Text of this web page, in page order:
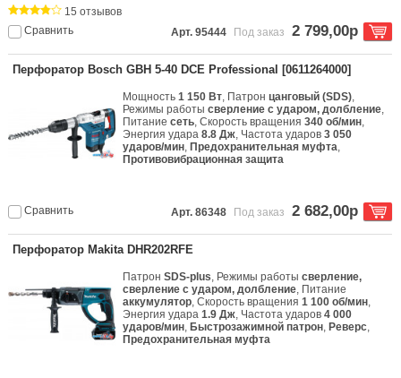
Сравнить
15 отзывов
Арт. 95444
Под заказ 2 799,00р
Перфоратор Bosch GBH 5-40 DCE Professional [0611264000]
Мощность1 150 Вт, Патронцанговый (SDS),
Режимы работысверление с ударом, долбление,
Питаниесеть, Скорость вращения340 об/мин,
Энергия удара8.8 Дж, Частота ударов3 050
ударов/мин, Предохранительная муфта,
Противовибрационная защита
Сравнить Арт. 86348 Под заказ 2 682,00р
Перфоратор Makita DHR202RFE
ПатронSDS-plus, Режимы работысверление,
сверление с ударом, долбление, Питание
аккумулятор, Скорость вращения1 100 об/мин,
Энергия удара1.9 Дж, Частота ударов4 000
ударов/мин, Быстрозажимной патрон, Реверс,
Предохранительная муфта